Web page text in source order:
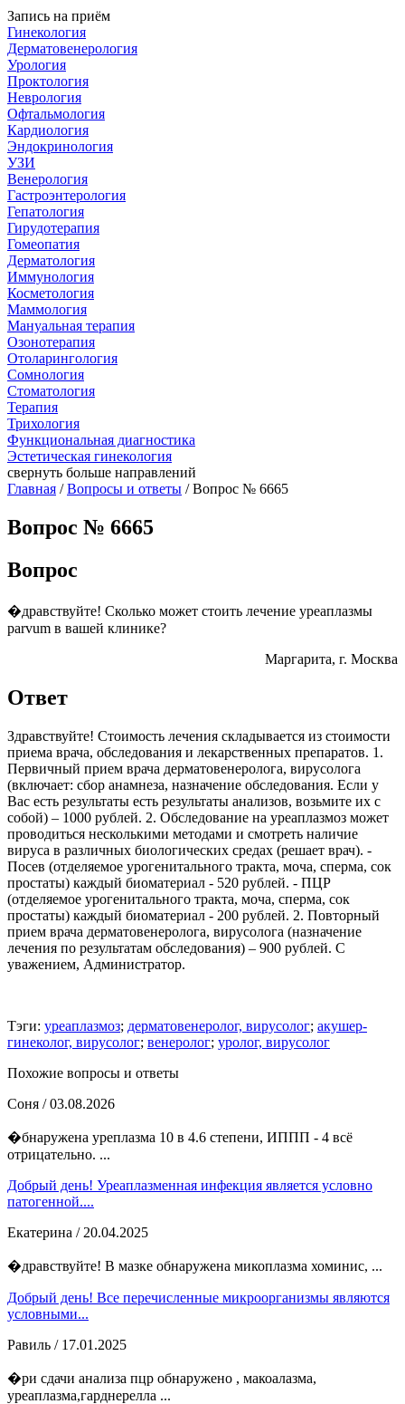
Запись на приём
Гинекология
Дерматовенерология
Урология
Проктология
Неврология
Офтальмология
Кардиология
Эндокринология
УЗИ
Венерология
Гастроэнтерология
Гепатология
Гирудотерапия
Гомеопатия
Дерматология
Иммунология
Косметология
Маммология
Мануальная терапия
Озонотерапия
Отоларингология
Сомнология
Стоматология
Терапия
Трихология
Функциональная диагностика
Эстетическая гинекология
свернуть больше направлений
Главная /Вопросы и ответы / Вопрос № 6665
Вопрос № 6665
Вопрос
�дравствуйте! Сколько может стоить лечение уреаплазмы
parvum в вашей клинике?
Маргарита, г. Москва
Ответ
Здравствуйте! Стоимость лечения складывается из стоимости
приема врача, обследования и лекарственных препаратов. 1.
Первичный прием врача дерматовенеролога, вирусолога
(включает: сбор анамнеза, назначение обследования. Если у
Вас есть результаты есть результаты анализов, возьмите их с
собой) – 1000 рублей. 2. Обследование на уреаплазмоз может
проводиться несколькими методами и смотреть наличие
вируса в различных биологических средах (решает врач). -
Посев (отделяемое урогенитального тракта, моча, сперма, сок
простаты) каждый биоматериал - 520 рублей. - ПЦР
(отделяемое урогенитального тракта, моча, сперма, сок
простаты) каждый биоматериал - 200 рублей. 2. Повторный
прием врача дерматовенеролога, вирусолога (назначение
лечения по результатам обследования) – 900 рублей. С
уважением, Администратор.
Тэги: уреаплазмоз; дерматовенеролог, вирусолог; акушер-
гинеколог, вирусолог; венеролог; уролог, вирусолог
Похожие вопросы и ответы
Соня / 03.08.2026
�бнаружена уреплазма 10 в 4.6 степени, ИППП - 4 всё
отрицательно. ...
Добрый день! Уреаплазменная инфекция является условно
патогенной....
Екатерина / 20.04.2025
�дравствуйте! В мазке обнаружена микоплазма хоминис, ...
Добрый день! Все перечисленные микроорганизмы являются
условными...
Равиль / 17.01.2025
�ри сдачи анализа пцр обнаружено , макоалазма,
уреаплазма,гарднерелла ...